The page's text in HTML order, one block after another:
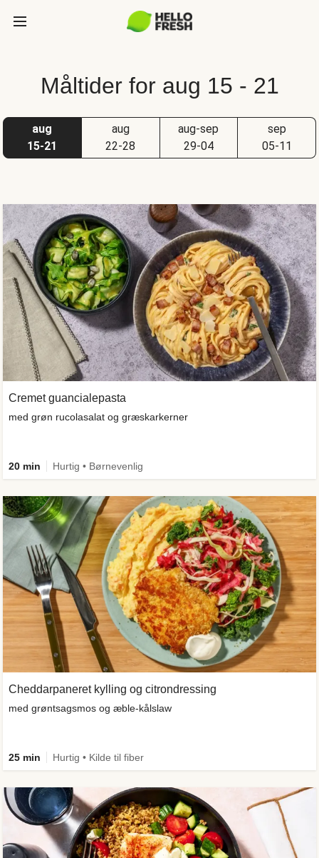
Måltider for aug 15 - 21
aug
15-21
aug
22-28
aug-sep
29-04
sep
05-11
Cheddarpaneret kylling og citrondressing
med grøntsagsmos og æble-kålslaw
25 min Hurtig • Kilde til fiber
Cremet guancialepasta
med grøn rucolasalat og græskarkerner
20 min Hurtig • Børnevenlig